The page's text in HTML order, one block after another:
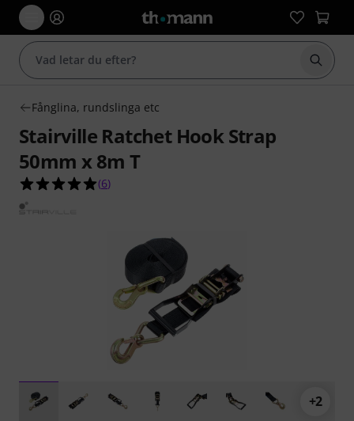
Börja
Fånglina, rundslinga etc
Stairville Ratchet Hook Strap
50mm x 8m T
5.0 av 5 stjärnor från 6 kundbetyg
(6)
+2